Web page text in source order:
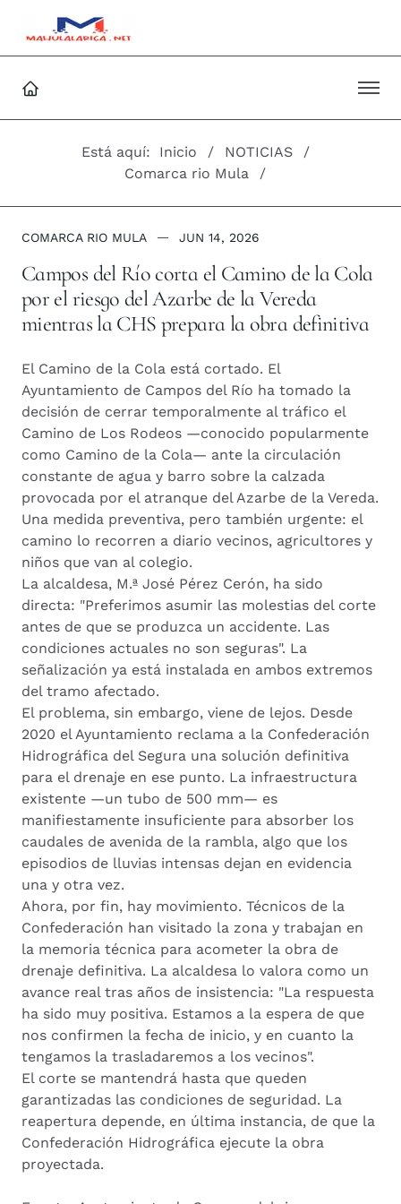
Está aquí: Inicio
NOTICIAS
Comarca rio Mula
COMARCA RIO MULA JUN 14, 2026
Campos del Río corta el Camino de la Cola
por el riesgo del Azarbe de la Vereda
mientras la CHS prepara la obra definitiva
El Camino de la Cola está cortado. El
Ayuntamiento de Campos del Río ha tomado la
decisión de cerrar temporalmente al tráfico el
Camino de Los Rodeos —conocido popularmente
como Camino de la Cola— ante la circulación
constante de agua y barro sobre la calzada
provocada por el atranque del Azarbe de la Vereda.
Una medida preventiva, pero también urgente: el
camino lo recorren a diario vecinos, agricultores y
niños que van al colegio.
La alcaldesa, M.ª José Pérez Cerón, ha sido
directa: "Preferimos asumir las molestias del corte
antes de que se produzca un accidente. Las
condiciones actuales no son seguras". La
señalización ya está instalada en ambos extremos
del tramo afectado.
El problema, sin embargo, viene de lejos. Desde
2020 el Ayuntamiento reclama a la Confederación
Hidrográfica del Segura una solución definitiva
para el drenaje en ese punto. La infraestructura
existente —un tubo de 500 mm— es
manifiestamente insuficiente para absorber los
caudales de avenida de la rambla, algo que los
episodios de lluvias intensas dejan en evidencia
una y otra vez.
Ahora, por fin, hay movimiento. Técnicos de la
Confederación han visitado la zona y trabajan en
la memoria técnica para acometer la obra de
drenaje definitiva. La alcaldesa lo valora como un
avance real tras años de insistencia: "La respuesta
ha sido muy positiva. Estamos a la espera de que
nos confirmen la fecha de inicio, y en cuanto la
tengamos la trasladaremos a los vecinos".
El corte se mantendrá hasta que queden
garantizadas las condiciones de seguridad. La
reapertura depende, en última instancia, de que la
Confederación Hidrográfica ejecute la obra
proyectada.